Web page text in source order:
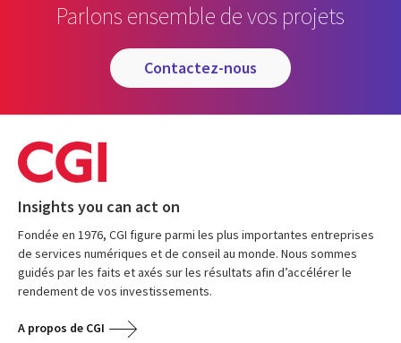
Parlons ensemble de vos projets
contactez-nous
Insights you can act on
Fondée en 1976, CGI figure parmi les plus importantes entreprises
de services numériques et de conseil au monde. Nous sommes
guidés par les faits et axés sur les résultats afin d’accélérer le
rendement de vos investissements.
A propos de CGI